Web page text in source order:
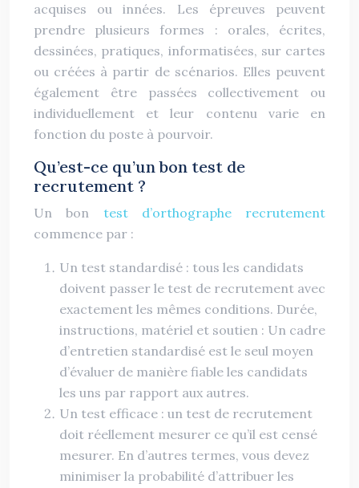
acquises ou innées. Les épreuves peuvent
prendre plusieurs formes : orales, écrites,
dessinées, pratiques, informatisées, sur cartes
ou créées à partir de scénarios. Elles peuvent
également être passées collectivement ou
individuellement et leur contenu varie en
fonction du poste à pourvoir.
Qu’est-ce qu’un bon test de
recrutement ?
Un bon test d’orthographe recrutement
commence par :
Un test standardisé : tous les candidats
doivent passer le test de recrutement avec
exactement les mêmes conditions. Durée,
instructions, matériel et soutien : Un cadre
d’entretien standardisé est le seul moyen
d’évaluer de manière fiable les candidats
les uns par rapport aux autres.
Un test efficace : un test de recrutement
doit réellement mesurer ce qu’il est censé
mesurer. En d’autres termes, vous devez
minimiser la probabilité d’attribuer les